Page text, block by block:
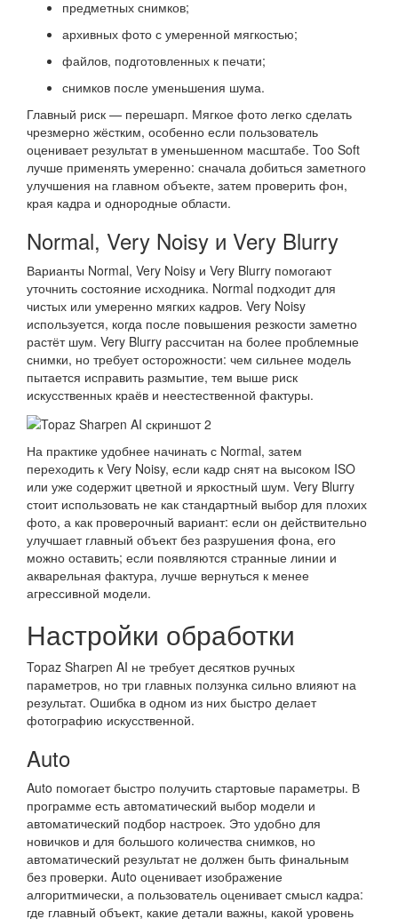
предметных снимков;
архивных фото с умеренной мягкостью;
файлов, подготовленных к печати;
снимков после уменьшения шума.
Главный риск — перешарп. Мягкое фото легко сделать
чрезмерно жёстким, особенно если пользователь
оценивает результат в уменьшенном масштабе. Too Soft
лучше применять умеренно: сначала добиться заметного
улучшения на главном объекте, затем проверить фон,
края кадра и однородные области.
Normal, Very Noisy и Very Blurry
Варианты Normal, Very Noisy и Very Blurry помогают
уточнить состояние исходника. Normal подходит для
чистых или умеренно мягких кадров. Very Noisy
используется, когда после повышения резкости заметно
растёт шум. Very Blurry рассчитан на более проблемные
снимки, но требует осторожности: чем сильнее модель
пытается исправить размытие, тем выше риск
искусственных краёв и неестественной фактуры.
На практике удобнее начинать с Normal, затем
переходить к Very Noisy, если кадр снят на высоком ISO
или уже содержит цветной и яркостный шум. Very Blurry
стоит использовать не как стандартный выбор для плохих
фото, а как проверочный вариант: если он действительно
улучшает главный объект без разрушения фона, его
можно оставить; если появляются странные линии и
акварельная фактура, лучше вернуться к менее
агрессивной модели.
Настройки обработки
Topaz Sharpen AI не требует десятков ручных
параметров, но три главных ползунка сильно влияют на
результат. Ошибка в одном из них быстро делает
фотографию искусственной.
Auto
Auto помогает быстро получить стартовые параметры. В
программе есть автоматический выбор модели и
автоматический подбор настроек. Это удобно для
новичков и для большого количества снимков, но
автоматический результат не должен быть финальным
без проверки. Auto оценивает изображение
алгоритмически, а пользователь оценивает смысл кадра:
где главный объект, какие детали важны, какой уровень